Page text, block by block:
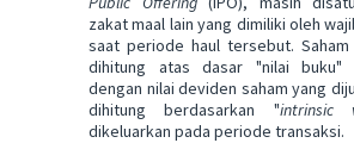
zakat maal lain yang dimiliki oleh
saat periode haul tersebut.
dihitung atas dasar "nilai buku"
dengan nilai deviden saham yang
dihitung berdasarkan "intrinsic
dikeluarkan pada periode transaksi.